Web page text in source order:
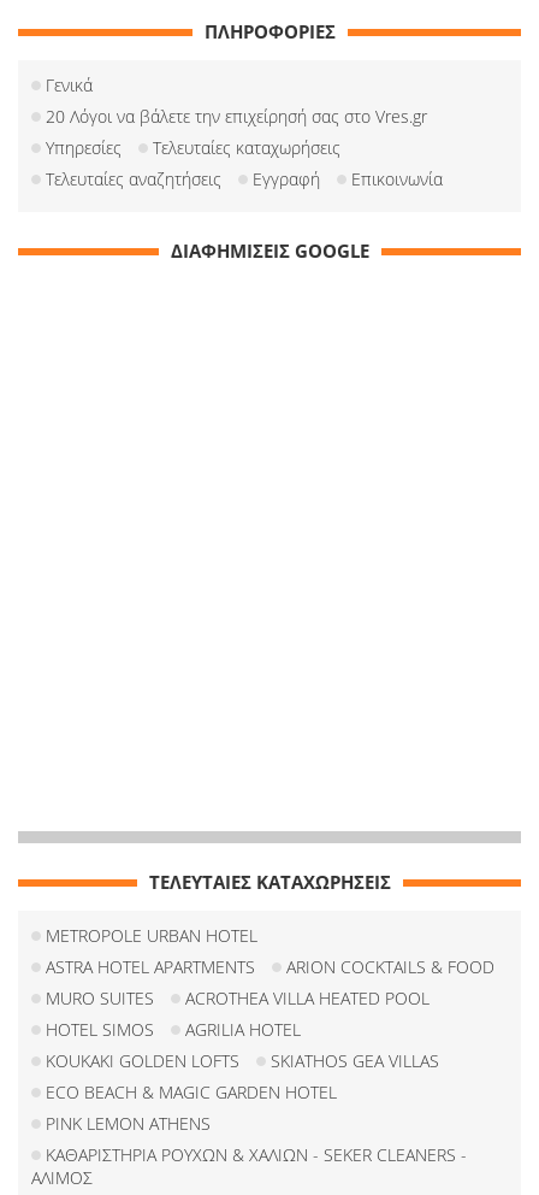
ΠΛΗΡΟΦΟΡΙΕΣ
Γενικά
20 Λόγοι να βάλετε την επιχείρησή σας στο Vres.gr
Υπηρεσίες
Τελευταίες καταχωρήσεις
Τελευταίες αναζητήσεις
Εγγραφή Επικοινωνία
ΔΙΑΦΗΜΙΣΕΙΣ GOOGLE
ΤΕΛΕΥΤΑΙΕΣ ΚΑΤΑΧΩΡΗΣΕΙΣ
METROPOLE URBAN HOTEL
ASTRA HOTEL APARTMENTS
ARION COCKTAILS & FOOD
MURO SUITES
ACROTHEA VILLA HEATED POOL
HOTEL SIMOS
AGRILIA HOTEL
KOUKAKI GOLDEN LOFTS
SKIATHOS GEA VILLAS
ECO BEACH & MAGIC GARDEN HOTEL
PINK LEMON ATHENS
ΚΑΘΑΡΙΣΤΗΡΙΑ ΡΟΥΧΩΝ & ΧΑΛΙΩΝ - SEKER CLEANERS -
ΑΛΙΜΟΣ